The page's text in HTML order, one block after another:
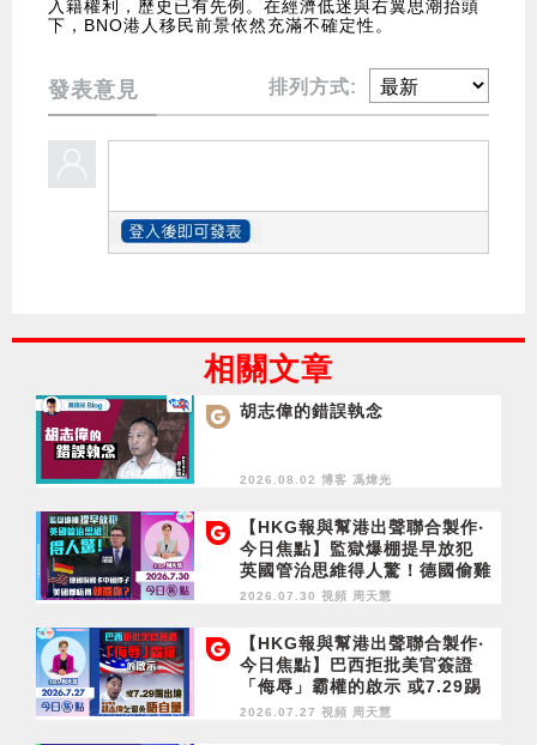
入籍權利，歷史已有先例。在經濟低迷與右翼思潮抬頭
下，BNO港人移民前景依然充滿不確定性。
發表意見 排列方式:
相關文章
胡志偉的錯誤執念
2026.08.02 博客 馮煒光
【HKG報與幫港出聲聯合製作‧
今日焦點】監獄爆棚提早放犯
英國管治思維得人驚！德國偷雞
卡中國脖子 美國都唔得就憑
2026.07.30 視頻 周天慧
【HKG報與幫港出聲聯合製作‧
今日焦點】巴西拒批美官簽證
「侮辱」霸權的啟示 或7.29踢
出境 胡志偉乞留英唔自量
2026.07.27 視頻 周天慧